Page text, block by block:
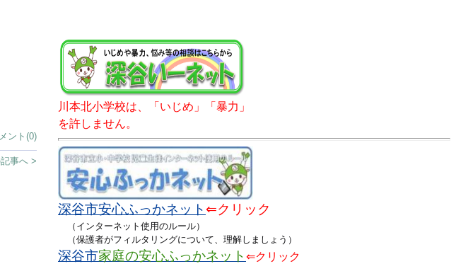
ント(0)
事へ >
川本北小学校は、「いじめ」「暴力」
を許しません。
深谷市安心ふっかネット ⇐クリック
（インターネット使用のルール）
（保護者がフィルタリングについて、理解しましょう）
深谷市家庭の安心ふっかネット ⇐クリック